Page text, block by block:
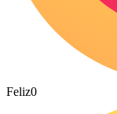
Feliz0